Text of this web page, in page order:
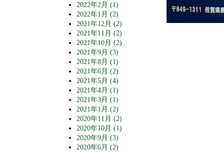
2022年2月 (1)
2022年1月 (2)
2021年12月 (2)
2021年11月 (2)
2021年10月 (2)
2021年9月 (3)
2021年8月 (1)
2021年6月 (2)
2021年5月 (4)
2021年4月 (1)
2021年3月 (1)
2021年1月 (2)
2020年11月 (2)
2020年10月 (1)
2020年9月 (3)
2020年6月 (2)